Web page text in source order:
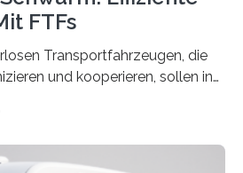
FTFs
Transportfahrzeugen, die
und kooperieren, sollen in
arbeiten Forschende aus
für Integrierte Schaltungen IIS